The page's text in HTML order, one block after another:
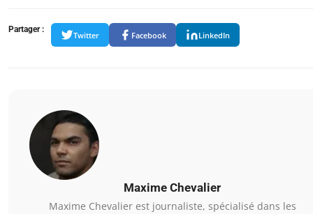
Partager :
Twitter Facebook LinkedIn
Maxime Chevalier
Maxime Chevalier est journaliste, spécialisé dans les